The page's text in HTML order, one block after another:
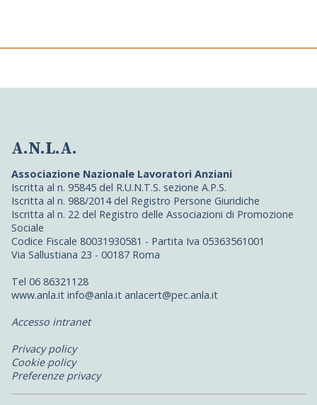
A.N.L.A.
Associazione Nazionale Lavoratori Anziani
Iscritta al n. 95845 del R.U.N.T.S. sezione A.P.S.
Iscritta al n. 988/2014 del Registro Persone Giuridiche
Iscritta al n. 22 del Registro delle Associazioni di Promozione
Sociale
Codice Fiscale 80031930581 - Partita Iva 05363561001
Via Sallustiana 23 - 00187 Roma
Tel 06 86321128
www.anla.it info@anla.it anlacert@pec.anla.it
Accesso intranet
Privacy policy
Cookie policy
Preferenze privacy